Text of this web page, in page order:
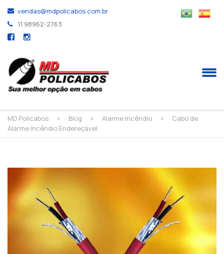
vendas@mdpolicabos.com.br
11 98962-2763
MD Policabos > Blog > Alarme Incêndio >
Cabo de
Alarme Incêndio Endereçável